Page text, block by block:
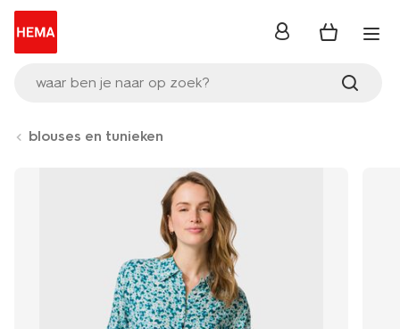
waar ben je naar op zoek?
inloggen
blouses en tunieken